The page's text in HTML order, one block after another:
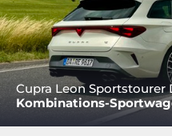
Cupra Leon Sportstourer
Kombinations-